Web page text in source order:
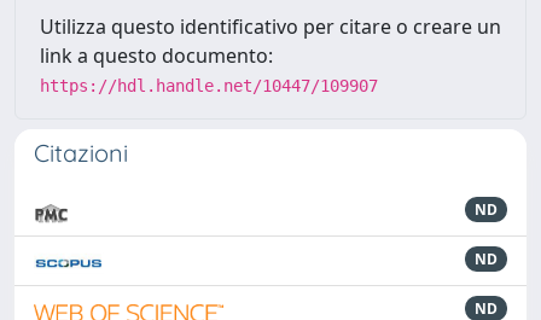
Utilizza questo identificativo per citare o creare un
link a questo documento:
https://hdl.handle.net/10447/109907
Citazioni
ND
ND
ND